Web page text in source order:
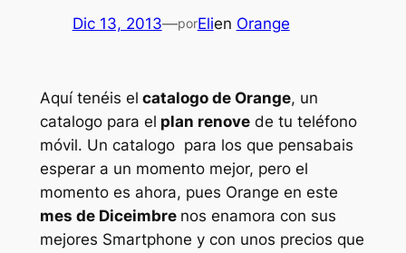
Dic 13, 2013—porElien Orange
Aquí tenéis el catalogo de Orange, un
catalogo para el plan renovede tu teléfono
móvil. Un catalogo para los que pensabais
esperar a un momento mejor, pero el
momento es ahora, pues Orange en este
mes de Diceimbre nos enamora con sus
mejores Smartphone y con unos precios que